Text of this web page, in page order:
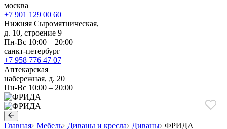
москва
+7 901 129 00 60
Нижняя Сыромятническая,
д. 10, строение 9
Пн-Вс 10:00 – 20:00
санкт-петербург
+7 958 776 47 07
Аптекарская
набережная, д. 20
Пн-Вс 10:00 – 20:00
Главная Мебель Диваны и кресла Диваны ФРИДА